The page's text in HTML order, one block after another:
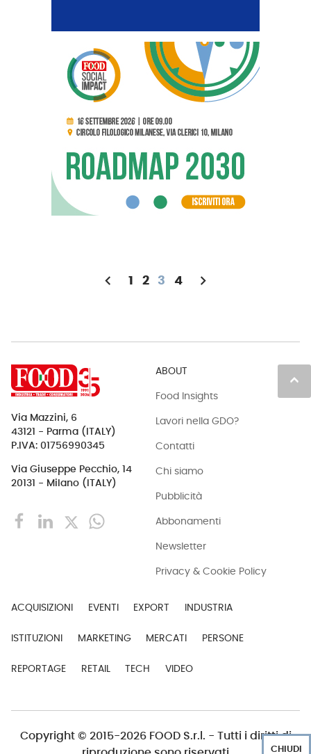
chevron_left 1 2 3 4 chevron_right
keyboard_arrow_up
Via Mazzini, 6
43121 - Parma (ITALY)
P.IVA: 01756990345
Via Giuseppe Pecchio, 14
20131 - Milano (ITALY)
ABOUT
Food Insights
Lavori nella GDO?
Contatti
Chi siamo
Pubblicità
Abbonamenti
Newsletter
Privacy & Cookie Policy
ACQUISIZIONI EVENTI EXPORT INDUSTRIA
ISTITUZIONI MARKETING MERCATI PERSONE
REPORTAGE RETAIL TECH VIDEO
Copyright © 2015-2026 FOOD S.r.l. - Tutti i diritti di
CHIUDI